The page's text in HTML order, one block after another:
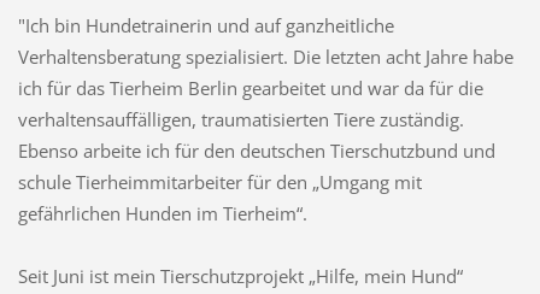
"Ich bin Hundetrainerin und auf ganzheitliche
Verhaltensberatung spezialisiert. Die letzten acht Jahre habe
ich für das Tierheim Berlin gearbeitet und war da für die
verhaltensauffälligen, traumatisierten Tiere zuständig.
Ebenso arbeite ich für den deutschen Tierschutzbund und
schule Tierheimmitarbeiter für den „Umgang mit
gefährlichen Hunden im Tierheim“.
Seit Juni ist mein Tierschutzprojekt „Hilfe, mein Hund“